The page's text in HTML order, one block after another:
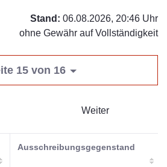
Stand: 06.08.2026, 20:46 Uhr
ohne Gewähr auf Vollständigkeit
15 von 16
Weiter
Ausschreibungsgegenstand